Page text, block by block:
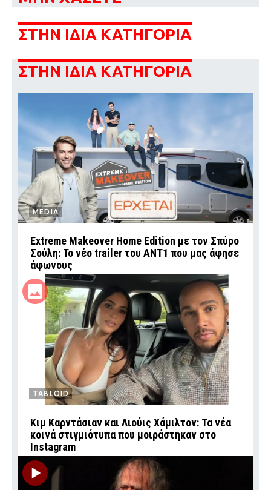
ΣΤΗΝ ΙΔΙΑ ΚΑΤΗΓΟΡΙΑ
ΣΤΗΝ ΙΔΙΑ ΚΑΤΗΓΟΡΙΑ
MEDIA
Extreme Makeover Home Edition με τον Σπύρο
Σούλη: Το νέο trailer του ΑΝΤ1 που μας άφησε
άφωνους
TABLOID
Κιμ Καρντάσιαν και Λιούις Χάμιλτον: Τα νέα
κοινά στιγμιότυπα που μοιράστηκαν στο
Instagram